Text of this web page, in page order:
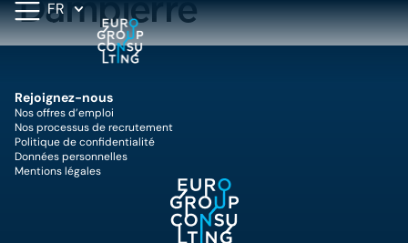
FR
Dampierre
Rejoignez-nous
Nos offres d’emploi
Nos processus de recrutement
Politique de confidentialité
Données personnelles
Mentions légales